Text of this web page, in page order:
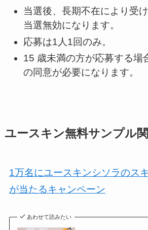
当選後、長期不在により受
当選無効になります。
応募は1人1回のみ。
15 歳未満の方が応募する場
の同意が必要になります。
ユースキン無料サンプル
1万名にユースキンシソラのス
が当たるキャンペーン
あわせて読みたい